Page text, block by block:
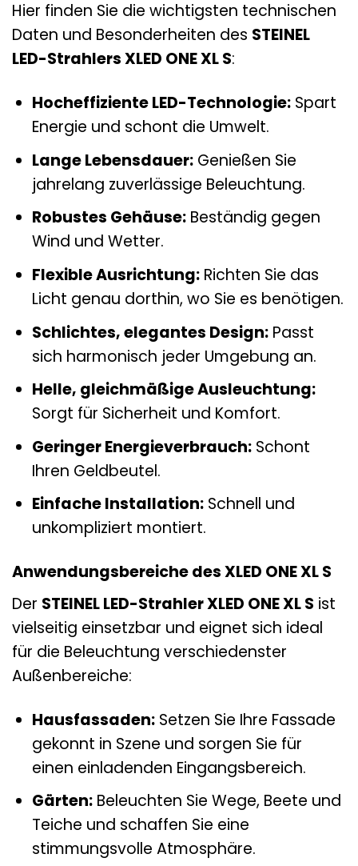
Hier finden Sie die wichtigsten technischen
Daten und Besonderheiten des STEINEL
LED-Strahlers XLED ONE XL S:
Hocheffiziente LED-Technologie:Spart
Energie und schont die Umwelt.
Lange Lebensdauer:Genießen Sie
jahrelang zuverlässige Beleuchtung.
Robustes Gehäuse:Beständig gegen
Wind und Wetter.
Flexible Ausrichtung:Richten Sie das
Licht genau dorthin, wo Sie es benötigen.
Schlichtes, elegantes Design:Passt
sich harmonisch jeder Umgebung an.
Helle, gleichmäßige Ausleuchtung:
Sorgt für Sicherheit und Komfort.
Geringer Energieverbrauch:Schont
Ihren Geldbeutel.
Einfache Installation:Schnell und
unkompliziert montiert.
Anwendungsbereiche des XLED ONE XL S
Der STEINEL LED-Strahler XLED ONE XL S ist
vielseitig einsetzbar und eignet sich ideal
für die Beleuchtung verschiedenster
Außenbereiche:
Hausfassaden:Setzen Sie Ihre Fassade
gekonnt in Szene und sorgen Sie für
einen einladenden Eingangsbereich.
Gärten:Beleuchten Sie Wege, Beete und
Teiche und schaffen Sie eine
stimmungsvolle Atmosphäre.